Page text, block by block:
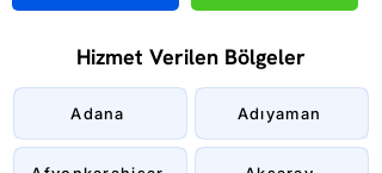
Hizmet Verilen Bölgeler
Adana Adıyaman